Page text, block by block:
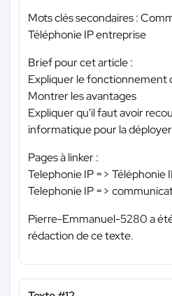
Mots clés secondaires :
Téléphonie IP entreprise
Brief pour cet article :
Expliquer le fonctionnement
Montrer les avantages
Expliquer qu'il faut avoir
informatique pour la déployer
Pages à linker :
Telephonie IP => Téléphonie
Telephonie IP =>
Pierre-Emmanuel-5280 a
rédaction de ce texte.